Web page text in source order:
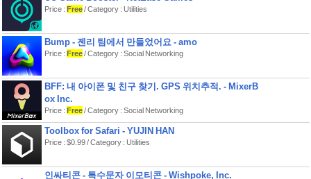
Price : Free/ Category : Utilities
Bump - 젠리 팀에서 만들었어요 - amo
Price : Free/ Category : Social Networking
BFF: 내 아이폰 및 친구 찾기. GPS 위치추적. - MixerB
ox Inc.
Price : Free/ Category : Social Networking
Toolbox for Safari - YUJIN HAN
Price : $0.99 / Category : Utilities
인싸티콘 - 특수문자 이모티콘 - Wishpoke, Inc.